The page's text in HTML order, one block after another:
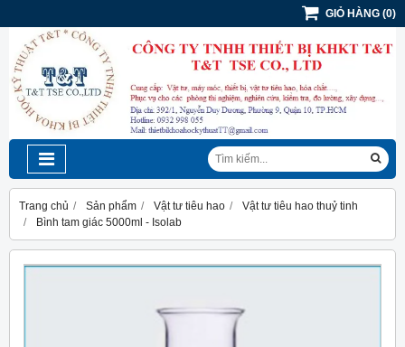
GIỎ HÀNG (0)
Trang chủ Sản phẩm Vật tư tiêu hao
Vật tư tiêu hao thuỷ tinh
Bình tam giác 5000ml - Isolab